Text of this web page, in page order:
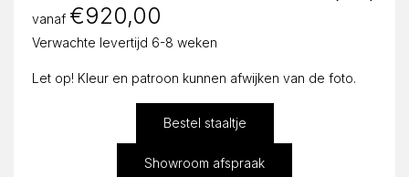
vanaf €920,00
Verwachte levertijd 6-8 weken
Let op! Kleur en patroon kunnen afwijken van de foto.
Bestel staaltje
Showroom afspraak